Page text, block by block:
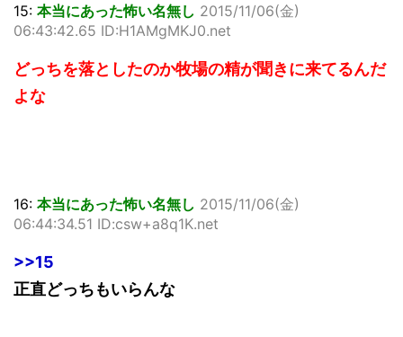
15: 本当にあった怖い名無し 2015/11/06(金)
06:43:42.65 ID:H1AMgMKJ0.net
どっちを落としたのか牧場の精が聞きに来てるんだ
よな
16: 本当にあった怖い名無し 2015/11/06(金)
06:44:34.51 ID:csw+a8q1K.net
>>15
正直どっちもいらんな